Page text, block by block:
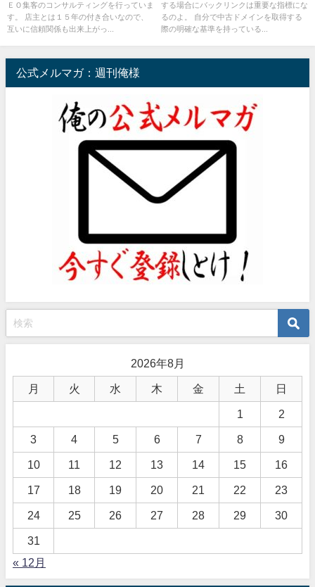
ＥＯ集客のコンサルティングを行っていま
す。 店主とは１５年の付き合いなので、
互いに信頼関係も出来上がっ...
する場合にバックリンクは重要な指標にな
るのよ。 自分で中古ドメインを取得する
際の明確な基準を持っている...
公式メルマガ：週刊俺様
2026年8月
月 火 水 木 金 土 日
1 2
3 4 5 6 7 8 9
10 11 12 13 14 15 16
17 18 19 20 21 22 23
24 25 26 27 28 29 30
31
« 12月